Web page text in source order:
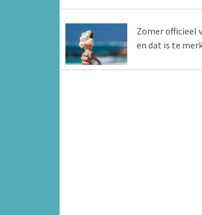
Zomer officieel
en dat is te